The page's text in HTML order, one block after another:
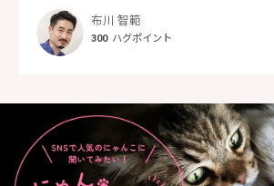
布川 智範
300 ハグポイント